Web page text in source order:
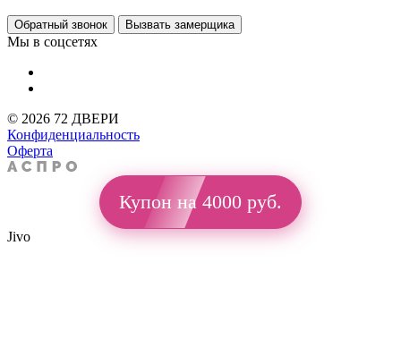
Обратный звонок Вызвать замерщика
Мы в соцсетях
© 2026 72 ДВЕРИ
Конфиденциальность
Оферта
Купон на 4000 руб.
Jivo